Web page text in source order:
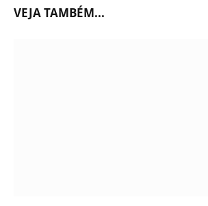
VEJA TAMBÉM...